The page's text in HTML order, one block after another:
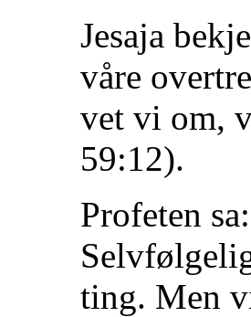
Jesaja
våre
vet vi om,
59:12).
Profeten
ting. Men